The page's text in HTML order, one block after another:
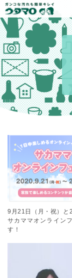
9月21日（月・祝）と
サカママオンライン
す！